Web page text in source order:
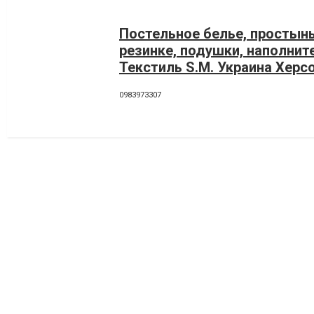
Постельное белье,
резинке, подушки,
Текстиль S.M. Украина
0983973307